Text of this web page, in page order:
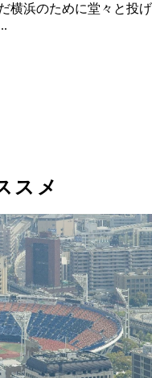
に最優秀防御率と最多
獲得。ローテ入りした
２桁先発登板は歴代１
横浜のために堂々と投げ
スメ